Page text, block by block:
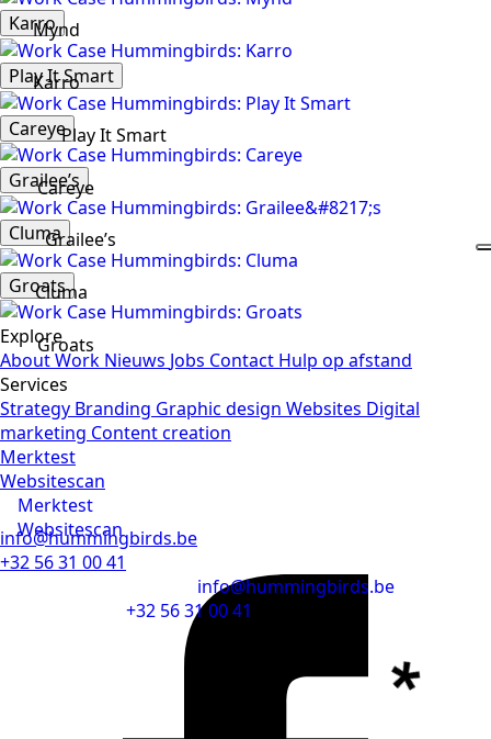
Mynd
Karro
Karro
Play It Smart
Play It Smart
Careye
Careye
Grailee’s
Grailee’s
Cluma
Cluma
Groats
Groats
Explore
AboutWork Nieuws Jobs Contact Hulp op afstand
Services
Strategy Branding Graphic design Websites Digital
marketing Content creation
Merktest
Merktest
Websitescan
Websitescan
info@hummingbirds.be
info@hummingbirds.be
+32 56 31 00 41
+32 56 31 00 41